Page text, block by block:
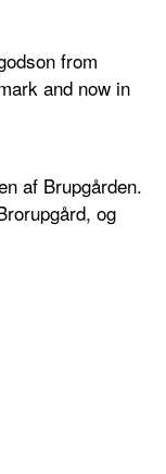
from
and now in
af Brupgården.
og